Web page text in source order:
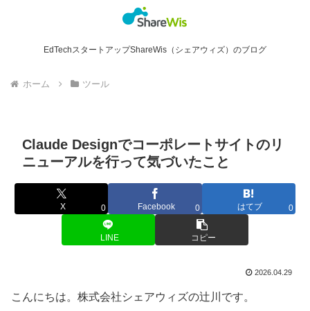
EdTechスタートアップShareWis（シェアウィズ）のブログ
ホーム ツール
Claude Designでコーポレートサイトのリ
ニューアルを行って気づいたこと
X 0 Facebook 0 はてブ 0
LINE コピー
2026.04.29
こんにちは。株式会社シェアウィズの辻川です。